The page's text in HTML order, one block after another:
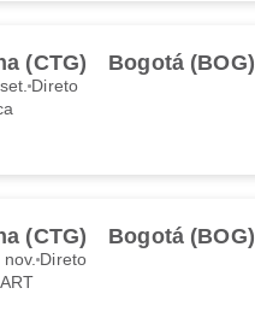
(CTG) Bogotá (BOG)
Direto
(CTG) Bogotá (BOG)
Direto